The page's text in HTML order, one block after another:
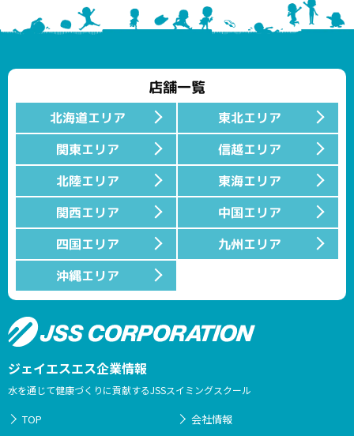
店舗一覧
北海道エリア
東北エリア
関東エリア
信越エリア
北陸エリア
東海エリア
関西エリア
中国エリア
四国エリア
九州エリア
沖縄エリア
ジェイエスエス企業情報
水を通じて健康づくりに貢献するJSSスイミングスクール
TOP 会社情報